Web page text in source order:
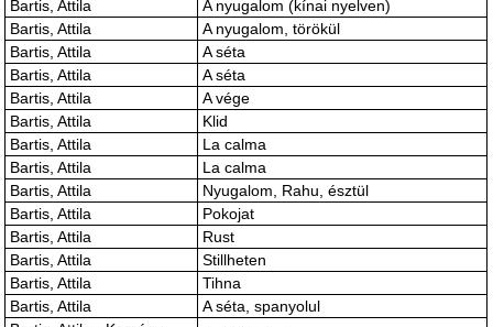
Bartis, Attila
A nyugalom (kínai nyelven)
Bartis, Attila
A nyugalom, törökül
Bartis, Attila
A séta
Bartis, Attila
A séta
Bartis, Attila
A vége
Bartis, Attila
Klid
Bartis, Attila
La calma
Bartis, Attila
La calma
Bartis, Attila
Nyugalom, Rahu, észtül
Bartis, Attila
Pokojat
Bartis, Attila
Rust
Bartis, Attila
Stillheten
Bartis, Attila
Tihna
Bartis, Attila
A séta, spanyolul